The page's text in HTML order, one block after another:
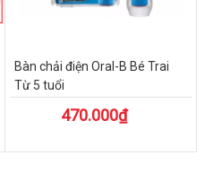
Bàn chải điện Oral-B Bé Trai
Từ 5 tuổi
470.000₫